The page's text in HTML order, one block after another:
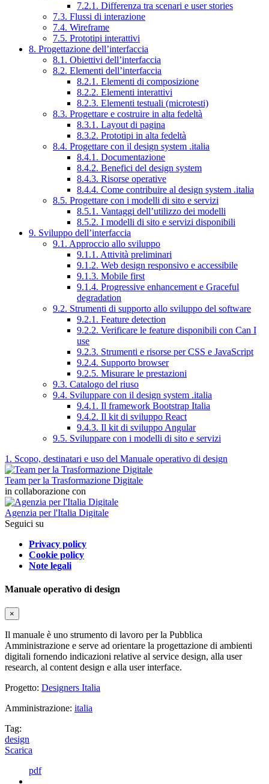
7.2.1. Differenza tra scenari e user stories
7.3. Flussi di interazione
7.4. Wireframe
7.5. Prototipi interattivi
8. Progettazione dell’interfaccia
8.1. Obiettivi dell’interfaccia
8.2. Elementi dell’interfaccia
8.2.1. Elementi di composizione
8.2.2. Elementi interattivi
8.2.3. Elementi testuali (microtesti)
8.3. Progettare e costruire in alta fedeltà
8.3.1. Layout di pagina
8.3.2. Prototipi in alta fedeltà
8.4. Progettare con il design system .italia
8.4.1. Documentazione
8.4.2. Benefici del design system
8.4.3. Risorse operative
8.4.4. Come contribuire al design system .italia
8.5. Progettare con i modelli di sito e servizi
8.5.1. Vantaggi dell’utilizzo dei modelli
8.5.2. I modelli di sito e servizi disponibili
9. Sviluppo dell’interfaccia
9.1. Approccio allo sviluppo
9.1.1. Attività preliminari
9.1.2. Web design responsivo e accessibile
9.1.3. Mobile first
9.1.4. Progressive enhancement e Graceful
degradation
9.2. Strumenti di supporto allo sviluppo del software
9.2.1. Feature detection
9.2.2. Verificare le feature disponibili con Can I
use
9.2.3. Strumenti e risorse per CSS e JavaScript
9.2.4. Supporto browser
9.2.5. Misurare le prestazioni
9.3. Catalogo del riuso
9.4. Sviluppare con il design system .italia
9.4.1. Il framework Bootstrap Italia
9.4.2. Il kit di sviluppo React
9.4.3. Il kit di sviluppo Angular
9.5. Sviluppare con i modelli di sito e servizi
1. Scopo, destinatari e uso del Manuale operativo di design
Team per la Trasformazione Digitale
in collaborazione con
Agenzia per l'Italia Digitale
Seguici su
Privacy policy
Cookie policy
Note legali
Manuale operativo di design
×
Il manuale è uno strumento di lavoro per la Pubblica
Amministrazione e serve ad orientare la progettazione di ambienti
digitali fornendo indicazioni relative al service design, alla user
research, al content design e alla user interface.
Progetto: Designers Italia
Amministrazione: italia
Tag:
design
Scarica
pdf